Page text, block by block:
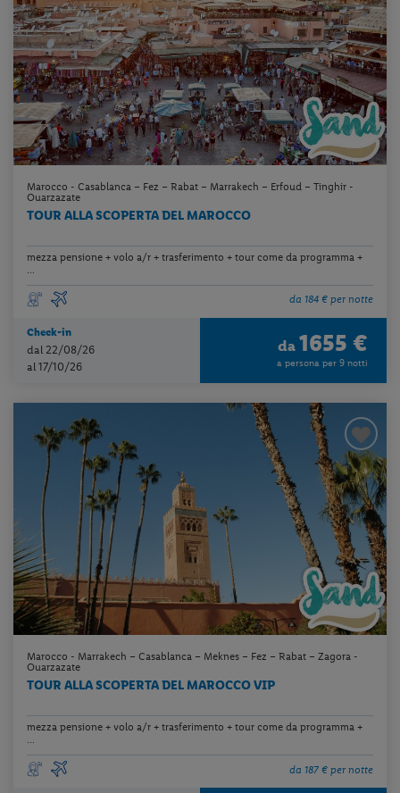
Marocco - Casablanca – Fez – Rabat – Marrakech – Erfoud – Tinghir -
Ouarzazate
TOUR ALLA SCOPERTA DEL MAROCCO
mezza pensione + volo a/r + trasferimento + tour come da programma +
da 184 € per notte
Check-in
dal 22/08/26
al 17/10/26
da 1655 €
a persona per 9 notti
Marocco - Marrakech – Casablanca – Meknes – Fez – Rabat – Zagora -
Ouarzazate
TOUR ALLA SCOPERTA DEL MAROCCO VIP
mezza pensione + volo a/r + trasferimento + tour come da programma +
...
da 187 € per notte